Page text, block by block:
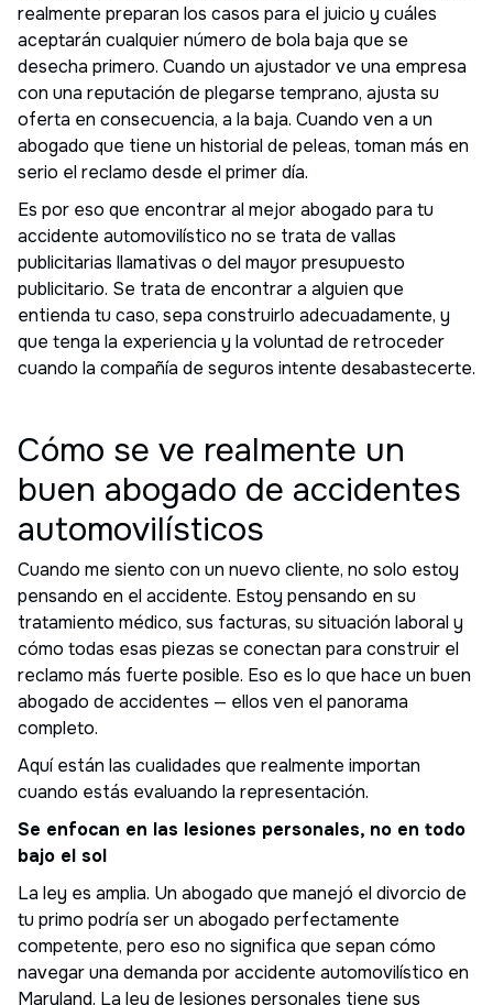
realmente preparan los casos para el juicio y cuáles
aceptarán cualquier número de bola baja que se
desecha primero. Cuando un ajustador ve una empresa
con una reputación de plegarse temprano, ajusta su
oferta en consecuencia, a la baja. Cuando ven a un
abogado que tiene un historial de peleas, toman más en
serio el reclamo desde el primer día.
Es por eso que encontrar al mejor abogado para tu
accidente automovilístico no se trata de vallas
publicitarias llamativas o del mayor presupuesto
publicitario. Se trata de encontrar a alguien que
entienda tu caso, sepa construirlo adecuadamente, y
que tenga la experiencia y la voluntad de retroceder
cuando la compañía de seguros intente desabastecerte.
Cómo se ve realmente un
buen abogado de accidentes
automovilísticos
Cuando me siento con un nuevo cliente, no solo estoy
pensando en el accidente. Estoy pensando en su
tratamiento médico, sus facturas, su situación laboral y
cómo todas esas piezas se conectan para construir el
reclamo más fuerte posible. Eso es lo que hace un buen
abogado de accidentes — ellos ven el panorama
completo.
Aquí están las cualidades que realmente importan
cuando estás evaluando la representación.
Se enfocan en las lesiones personales, no en todo
bajo el sol
La ley es amplia. Un abogado que manejó el divorcio de
tu primo podría ser un abogado perfectamente
competente, pero eso no significa que sepan cómo
navegar una demanda por accidente automovilístico en
Maryland. La ley de lesiones personales tiene sus